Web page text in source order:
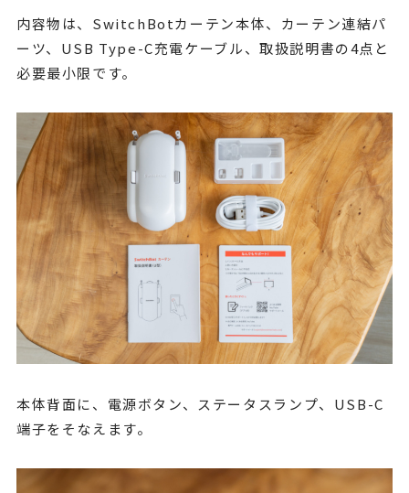
内容物は、SwitchBotカーテン本体、カーテン連結パ
ーツ、USB Type-C充電ケーブル、取扱説明書の4点と
必要最小限です。
本体背面に、電源ボタン、ステータスランプ、USB-C
端子をそなえます。